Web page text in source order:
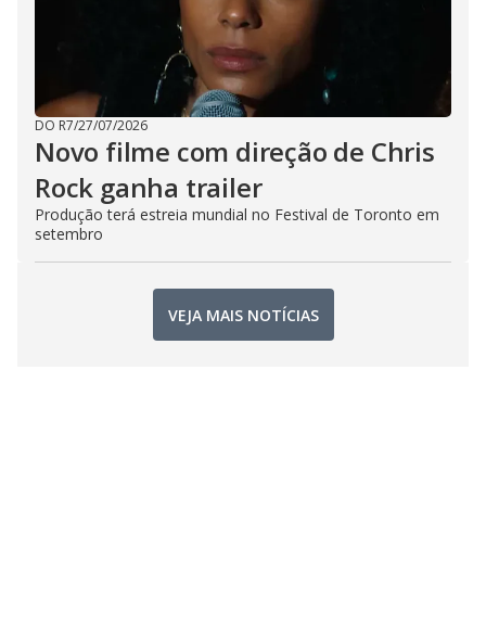
DO R7/27/07/2026
Novo filme com direção de Chris
Rock ganha trailer
Produção terá estreia mundial no Festival de Toronto em
setembro
VEJA MAIS NOTÍCIAS